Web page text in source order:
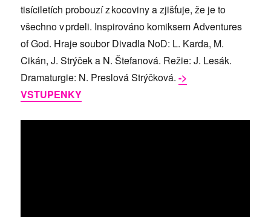
tisíciletích probouzí z kocoviny a zjišťuje, že je to
všechno v prdeli. Inspirováno komiksem Adventures
of God. Hraje soubor Divadla NoD: L. Karda, M.
Cikán, J. Strýček a N. Štefanová. Režie: J. Lesák.
Dramaturgie: N. Preslová Strýčková.->
VSTUPENKY